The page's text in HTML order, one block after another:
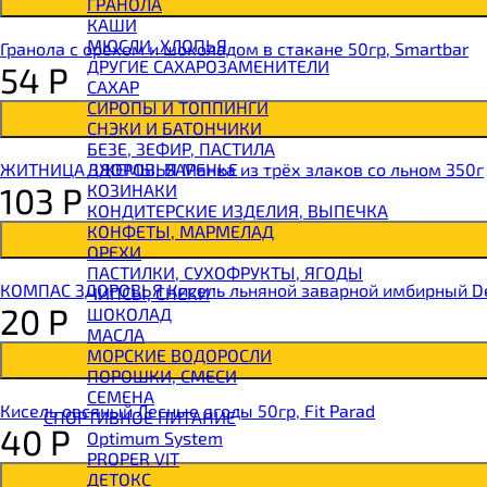
BOMBBAR Батончик протеиновый
BOMBBAR Батончик-мюсли
CHIKALAB Вафля двойная с начинкой
SNAQ FABRIQ Вафли с начинкой
SNAQ FABRIQ Хлебцы рисовые
SNAQ FABRIQ Батончик шоколадный без сахара
SNAQ FABRIQ Батончик в шоколаде Coco
SNAQ FABRIQ Батончик в шоколаде Snaqer
КАШИ
МЮСЛИ, ХЛОПЬЯ
ДРУГИЕ САХАРОЗАМЕНИТЕЛИ
САХАР
СИРОПЫ И ТОППИНГИ
СНЭКИ И БАТОНЧИКИ
БЕЗЕ, ЗЕФИР, ПАСТИЛА
ДЖЕМЫ, ВАРЕНЬЕ
КОЗИНАКИ
КОНДИТЕРСКИЕ ИЗДЕЛИЯ, ВЫПЕЧКА
КОНФЕТЫ, МАРМЕЛАД
ОРЕХИ
ПАСТИЛКИ, СУХОФРУКТЫ, ЯГОДЫ
ЧИПСЫ, СНЕКИ
ШОКОЛАД
МАСЛА
МОРСКИЕ ВОДОРОСЛИ
ПОРОШКИ, СМЕСИ
СЕМЕНА
СПОРТИВНОЕ ПИТАНИЕ
Optimum System
PROPER VIT
ДЕТОКС
Гранола с орехом и шоколадом в стакане 50гр, Smartbar
54 Р
ЖИТНИЦА ЗДОРОВЬЯ Манка из трёх злаков со льном 350г
103 Р
КОМПАС ЗДОРОВЬЯ Кисель льняной заварной имбирный
20 Р
Кисель овсяный Лесные ягоды 50гр, Fit Parad
40 Р